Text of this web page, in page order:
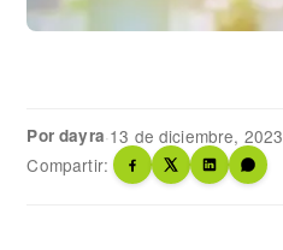
Por dayra·13 de diciembre, 2023
Compartir: